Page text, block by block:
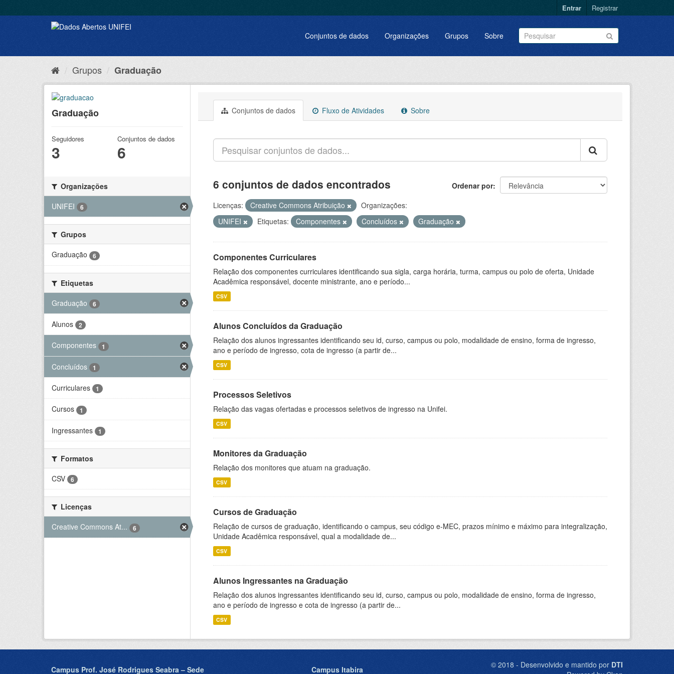
Entrar Registrar
Conjuntos de dados Organizações Grupos Sobre
Grupos Graduação
Graduação
Seguidores
3
Conjuntos de dados
6
Organizações
UNIFEI
6
Grupos
Graduação
6
Etiquetas
Graduação
6
Alunos 2
Componentes 1
Concluídos 1
Curriculares 1
Cursos 1
Ingressantes 1
Formatos
CSV
6
Licenças
Creative Commons At...
6
Conjuntos de dados Fluxo de Atividades Sobre
Ordenar por
6 conjuntos de dados encontrados
Licenças: Creative Commons Atribuição
Organizações:
UNIFEI
Etiquetas: Componentes Concluídos Graduação
Componentes Curriculares
Relação dos componentes curriculares identificando sua sigla, carga horária, turma, campus ou polo de oferta, Unidade
Acadêmica responsável, docente ministrante, ano e período...
CSV
Alunos Concluídos da Graduação
Relação dos alunos ingressantes identificando seu id, curso, campus ou polo, modalidade de ensino, forma de ingresso,
ano e período de ingresso, cota de ingresso (a partir de...
CSV
Processos Seletivos
Relação das vagas ofertadas e processos seletivos de ingresso na Unifei.
CSV
Monitores da Graduação
Relação dos monitores que atuam na graduação.
CSV
Cursos de Graduação
Relação de cursos de graduação, identificando o campus, seu código e-MEC, prazos mínimo e máximo para integralização,
Unidade Acadêmica responsável, qual a modalidade de...
CSV
Alunos Ingressantes na Graduação
Relação dos alunos ingressantes identificando seu id, curso, campus ou polo, modalidade de ensino, forma de ingresso,
ano e período de ingresso e cota de ingresso (a partir de...
CSV
Campus Prof. José Rodrigues Seabra – Sede Campus Itabira © 2018 - Desenvolvido e mantido por DTI